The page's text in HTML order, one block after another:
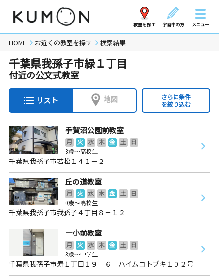
教室を探す 学習中の方 メニュー
HOME お近くの教室を探す 検索結果
千葉県我孫子市緑１丁目
付近の公文式教室
リスト 地図
さらに条件
を絞り込む
手賀沼公園前教室
月 火 水 木 金 土
日
3歳～高校生
千葉県我孫子市若松１４１－２
丘の道教室
月 火 水 木 金 土
日
0歳～高校生
千葉県我孫子市我孫子４丁目８－１２
一小前教室
月 火 水 木 金 土
日
3歳～中学生
千葉県我孫子市寿１丁目１９－６ ハイムコトブキ１０２号